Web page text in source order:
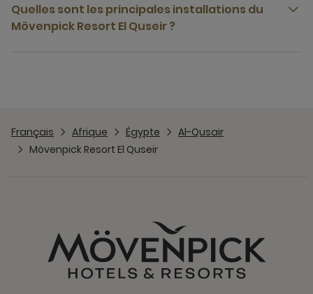
Quelles sont les principales installations du
Mövenpick Resort El Quseir ?
Français Afrique Égypte
Al-Qusair
Mövenpick Resort El Quseir